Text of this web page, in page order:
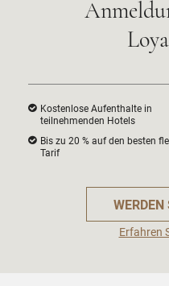
Kostenlose Aufenthalte in
teilnehmenden Hotels
Bis zu 20 % auf den besten
Tarif
Erfahren